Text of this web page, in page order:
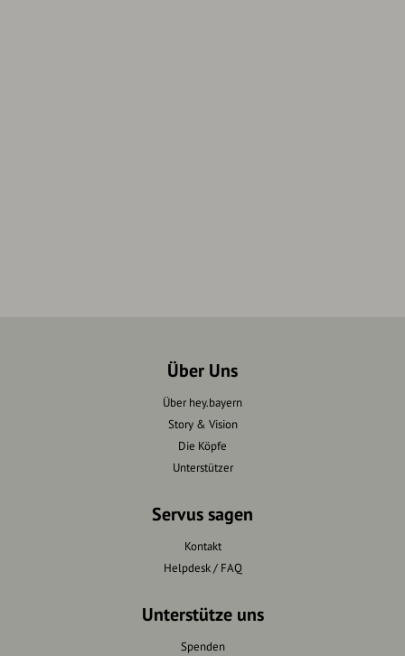
Über Uns
Über hey.bayern
Story & Vision
Die Köpfe
Unterstützer
Servus sagen
Kontakt
Helpdesk / FAQ
Unterstütze uns
Spenden